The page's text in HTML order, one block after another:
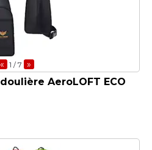
« 1 / 7 »
AeroLOFT ECO